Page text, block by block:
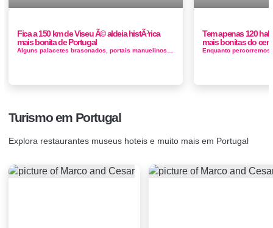
Fica a 150 km de Viseu Ã© aldeia histÃ³rica
mais bonita de Portugal
Tem apenas 120
mais bonitas do
Turismo em Portugal
Explora restaurantes museus hoteis e muito mais em Portugal